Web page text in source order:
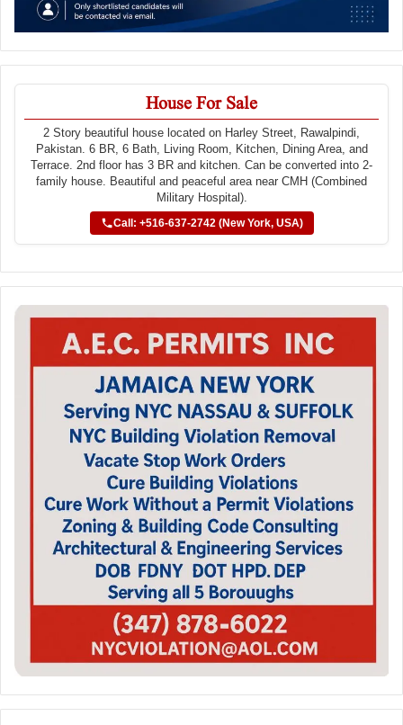
House For Sale
2 Story beautiful house located on Harley Street, Rawalpindi,
Pakistan. 6 BR, 6 Bath, Living Room, Kitchen, Dining Area, and
Terrace. 2nd floor has 3 BR and kitchen. Can be converted into 2-
family house. Beautiful and peaceful area near CMH (Combined
Military Hospital).
Call: +516-637-2742 (New York, USA)